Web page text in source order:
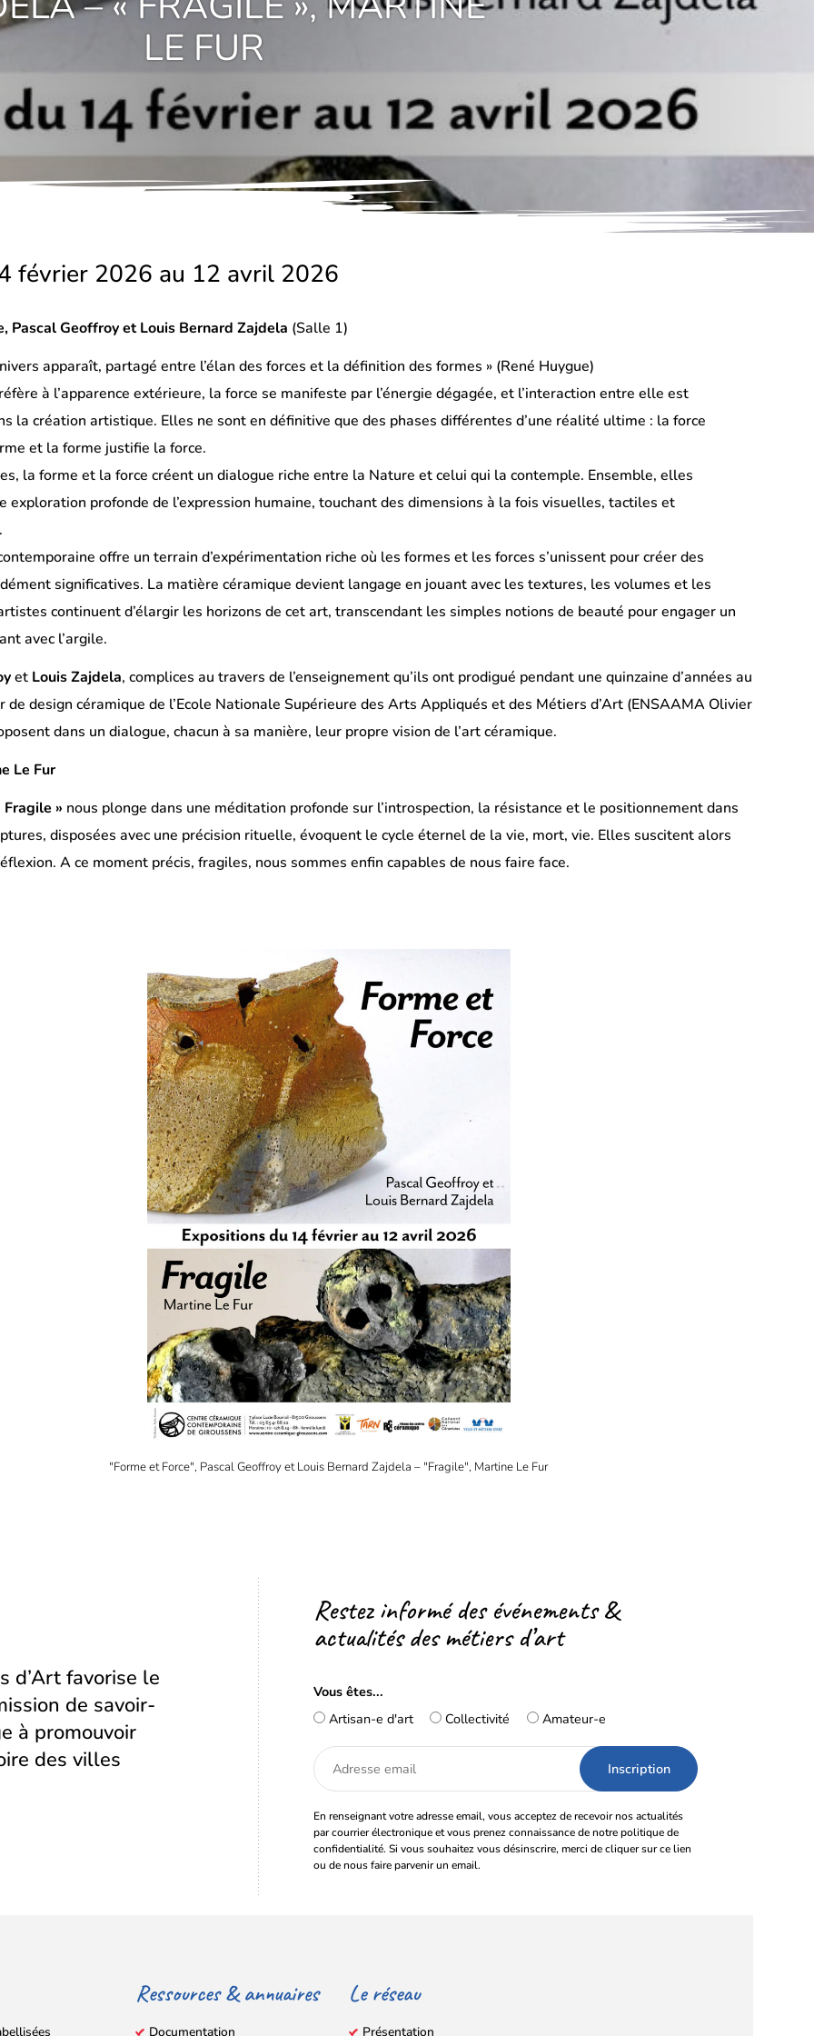
LE FUR
février 2026 au 12 avril 2026
Pascal Geoffroy et Louis Bernard Zajdela (Salle 1)
apparaît, partagé entre l’élan des forces et la définition des formes » (René Huygue)
à l’apparence extérieure, la force se manifeste par l’énergie dégagée, et l’interaction entre elle est
la création artistique. Elles ne sont en définitive que des phases différentes d’une réalité ultime : la force
et la forme justifie la force.
la forme et la force créent un dialogue riche entre la Nature et celui qui la contemple. Ensemble, elles
exploration profonde de l’expression humaine, touchant des dimensions à la fois visuelles, tactiles et
offre un terrain d’expérimentation riche où les formes et les forces s’unissent pour créer des
significatives. La matière céramique devient langage en jouant avec les textures, les volumes et les
continuent d’élargir les horizons de cet art, transcendant les simples notions de beauté pour engager un
avec l’argile.
et Louis Zajdela, complices au travers de l’enseignement qu’ils ont prodigué pendant une quinzaine d’années au
de design céramique de l’Ecole Nationale Supérieure des Arts Appliqués et des Métiers d’Art (ENSAAMA Olivier
dans un dialogue, chacun à sa manière, leur propre vision de l’art céramique.
Le Fur
Fragile » nous plonge dans une méditation profonde sur l’introspection, la résistance et le positionnement dans
disposées avec une précision rituelle, évoquent le cycle éternel de la vie, mort, vie. Elles suscitent alors
A ce moment précis, fragiles, nous sommes enfin capables de nous faire face.
"Forme et Force", Pascal Geoffroy et Louis Bernard Zajdela – "Fragile", Martine Le Fur
d’Art favorise le
de savoir-
à promouvoir
des villes
Restez informé des événements &
actualités des métiers d’art
Vous êtes...
Artisan-e d'art
Collectivité Amateur-e
Adresse
email
En renseignant votre adresse email, vous acceptez de recevoir nos actualités
par courrier électronique et vous prenez connaissance de notre politique de
confidentialité. Si vous souhaitez vous désinscrire, merci de cliquer sur ce lien
ou de nous faire parvenir un email.
Ressources & annuaires
Documentation
Le réseau
Présentation